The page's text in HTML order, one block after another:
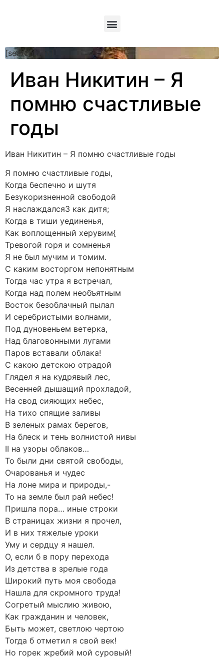
[searchform]
Иван Никитин – Я
помню счастливые
годы
Иван Никитин – Я помню счастливые годы
Я помню счастливые годы,
Когда беспечно и шутя
Безукоризненной свободой
Я наслаждался3 как дитя;
Когда в тиши уединенья,
Как воплощенный херувим{
Тревогой горя и сомненья
Я не был мучим и томим.
С каким восторгом непонятным
Тогда час утра я встречал,
Когда над полем необъятным
Восток безоблачный пылал
И серебристыми волнами,
Под дуновеньем ветерка,
Над благовонными лугами
Паров вставали облака!
С какою детскою отрадой
Глядел я на кудрявый лес,
Весенней дышащий прохладой,
На свод сияющих небес,
На тихо спящие заливы
В зеленых рамах берегов,
На блеск и тень волнистой нивы
II на узоры облаков…
То были дни святой свободы,
Очарованья и чудес
На лоне мира и природы,-
То на земле был рай небес!
Пришла пора… иные строки
В страницах жизни я прочел,
И в них тяжелые уроки
Уму и сердцу я нашел.
О, если б в пору перехода
Из детства в зрелые года
Широкий путь моя свобода
Нашла для скромного труда!
Согретый мыслию живою,
Как гражданин и человек,
Быть может, светлою чертою
Тогда б отметил я свой век!
Но горек жребий мой суровый!